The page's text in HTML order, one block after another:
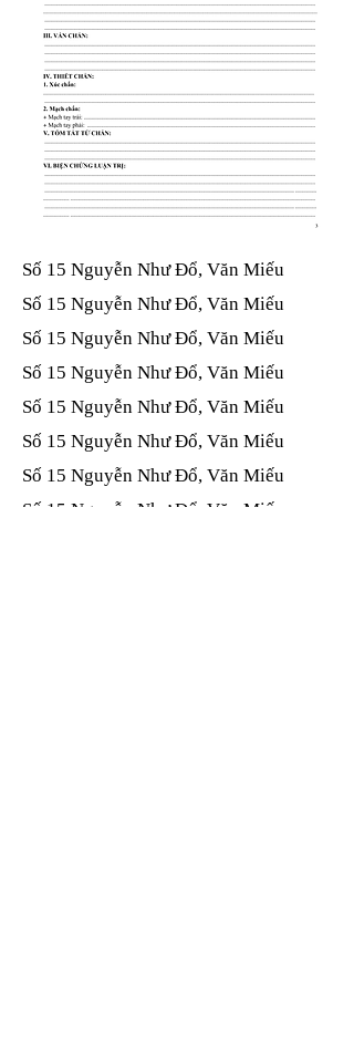
Số 15 Nguyễn Như Đổ, Văn Miếu​​​​
Số 15 Nguyễn Như Đổ, Văn Miếu​​​​
Số 15 Nguyễn Như Đổ, Văn Miếu​​​​
Số 15 Nguyễn Như Đổ, Văn Miếu​​​​
Số 15 Nguyễn Như Đổ, Văn Miếu​​​​
Số 15 Nguyễn Như Đổ, Văn Miếu​​​​
Số 15 Nguyễn Như Đổ, Văn Miếu​​​​
Số 15 Nguyễn Như Đổ, Văn Miếu​​​​